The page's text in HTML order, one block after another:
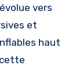
vers
et
haut